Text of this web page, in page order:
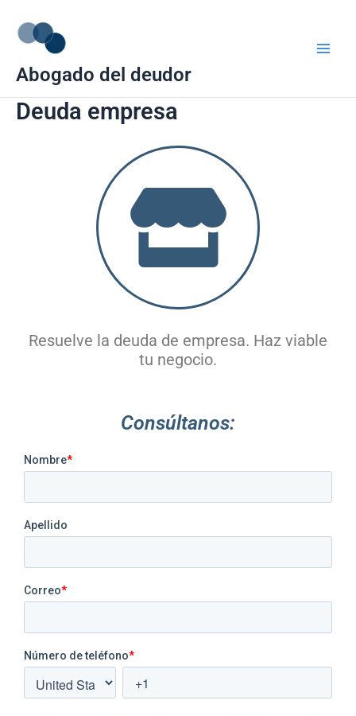
contenido
Abogado del deudor
Deuda empresa
Resuelve la deuda de empresa. Haz viable
tu negocio.
Consúltanos: